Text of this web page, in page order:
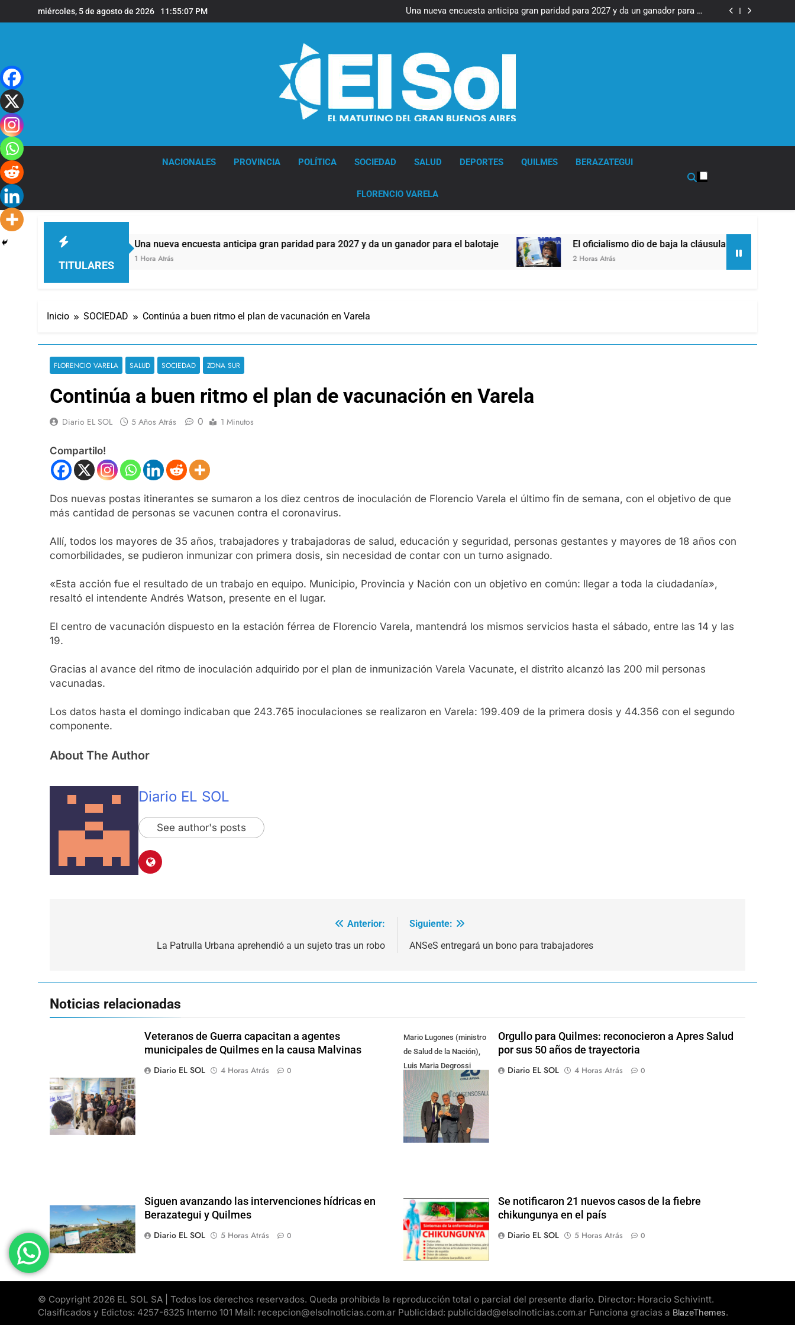
al
miércoles, 5 de agosto de 2026 11:55:08 PM
Una nueva encuesta anticipa gran paridad para 2027 y da un ganador para el
balotaje
El oficialismo dio de baja la cláusula de venta de tierras a extranjeros
Una nueva encuesta anticipa gran paridad para 2027 y da un ganador para el
El oficialismo dio de baja la cláusula de venta de tierras a extranjeros
Detuvieron en Quilmes a un hombre que amenazó a Milei a través de
NACIONALES PROVINCIA POLÍTICA SOCIEDAD SALUD DEPORTES QUILMES BERAZATEGUI
FLORENCIO VARELA
TITULARES
Una nueva encuesta anticipa gran paridad para 2027 y da un ganador para el balotaje
1 Hora Atrás
El oficialismo dio de baja la cláusula de venta de tierras a
2 Horas Atrás
Inicio SOCIEDAD Continúa a buen ritmo el plan de vacunación en Varela
FLORENCIO VARELA SALUD SOCIEDAD ZONA SUR
Continúa a buen ritmo el plan de vacunación en Varela
Diario EL SOL 5 Años Atrás 0 1 Minutos
Compartilo!
Dos nuevas postas itinerantes se sumaron a los diez centros de inoculación de Florencio Varela el último fin de semana, con el objetivo de que
más cantidad de personas se vacunen contra el coronavirus.
Allí, todos los mayores de 35 años, trabajadores y trabajadoras de salud, educación y seguridad, personas gestantes y mayores de 18 años con
comorbilidades, se pudieron inmunizar con primera dosis, sin necesidad de contar con un turno asignado.
«Esta acción fue el resultado de un trabajo en equipo. Municipio, Provincia y Nación con un objetivo en común: llegar a toda la ciudadanía»,
resaltó el intendente Andrés Watson, presente en el lugar.
El centro de vacunación dispuesto en la estación férrea de Florencio Varela, mantendrá los mismos servicios hasta el sábado, entre las 14 y las
19.
Gracias al avance del ritmo de inoculación adquirido por el plan de inmunización Varela Vacunate, el distrito alcanzó las 200 mil personas
vacunadas.
Los datos hasta el domingo indicaban que 243.765 inoculaciones se realizaron en Varela: 199.409 de la primera dosis y 44.356 con el segundo
componente.
About The Author
Diario EL SOL
See author's posts
Anterior:
La Patrulla Urbana aprehendió a un sujeto tras un robo
Siguiente:
ANSeS entregará un bono para trabajadores
Noticias relacionadas
Veteranos de Guerra capacitan a agentes
municipales de Quilmes en la causa Malvinas
Diario EL SOL
4 Horas Atrás 0
Mario Lugones (ministro
de Salud de la Nación),
Luis Maria Degrossi
(Presidente de Apres
Salud) y Cristian Mazza
(Presidente de ALAMI)
Orgullo para Quilmes: reconocieron a Apres Salud
por sus 50 años de trayectoria
Diario EL SOL
4 Horas Atrás 0
Siguen avanzando las intervenciones hídricas en
Berazategui y Quilmes
Diario EL SOL
5 Horas Atrás 0
Se notificaron 21 nuevos casos de la fiebre
chikungunya en el país
Diario EL SOL
5 Horas Atrás 0
© Copyright 2026 EL SOL SA | Todos los derechos reservados. Queda prohibida la reproducción total o parcial del presente diario. Director: Horacio Schivintt.
Clasificados y Edictos: 4257-6325 Interno 101 Mail: recepcion@elsolnoticias.com.ar Publicidad: publicidad@elsolnoticias.com.ar Funciona gracias a BlazeThemes.